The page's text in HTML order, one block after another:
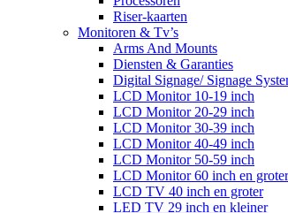
Riser-kaarten
Monitoren & Tv’s
Arms And Mounts
Diensten & Garanties
Digital Signage/ Signage
LCD Monitor 10-19 inch
LCD Monitor 20-29 inch
LCD Monitor 30-39 inch
LCD Monitor 40-49 inch
LCD Monitor 50-59 inch
LCD Monitor 60 inch en groter
LCD TV 40 inch en groter
LED TV 29 inch en kleiner